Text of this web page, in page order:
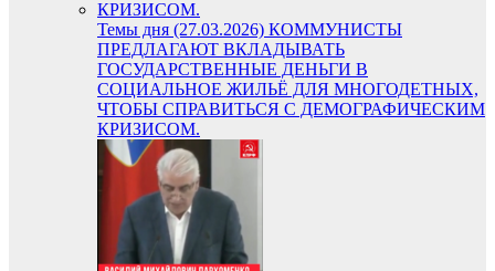
Темы дня (27.03.2026) КОММУНИСТЫ
ПРЕДЛАГАЮТ ВКЛАДЫВАТЬ
ГОСУДАРСТВЕННЫЕ ДЕНЬГИ В
СОЦИАЛЬНОЕ ЖИЛЬЁ ДЛЯ МНОГОДЕТНЫХ,
ЧТОБЫ СПРАВИТЬСЯ С ДЕМОГРАФИЧЕСКИМ
КРИЗИСОМ.